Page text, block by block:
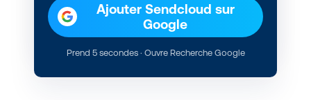
Ajouter Sendcloud sur
Google
Prend 5 secondes · Ouvre Recherche Google